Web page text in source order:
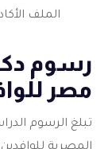
الملف
رسوم
مصر
تبلغ الرسوم